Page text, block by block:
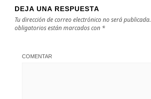
DEJA UNA RESPUESTA
Tu dirección de correo electrónico no será publicada.
obligatorios están marcados con *
COMENTAR